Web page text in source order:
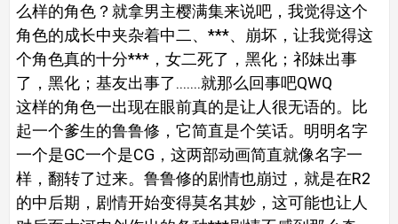
么样的角色？就拿男主樱满集来说吧，我觉得这个
角色的成长中夹杂着中二、***、崩坏，让我觉得这
个角色真的十分***，女二死了，黑化；祁妹出事
了，黑化；基友出事了.......就那么回事吧QWQ
这样的角色一出现在眼前真的是让人很无语的。比
起一个爹生的鲁鲁修，它简直是个笑话。明明名字
一个是GC一个是CG，这两部动画简直就像名字一
样，翻转了过来。鲁鲁修的剧情也崩过，就是在R2
的中后期，剧情开始变得莫名其妙，这可能也让人